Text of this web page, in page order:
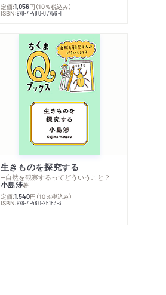
定価:1,056円 （10％税込み）
ISBN:978-4-480-07756-1
生きものを探究する
─自然を観察するってどういうこと？
小島渉著
定価:1,540円 （10％税込み）
ISBN:978-4-480-25163-3